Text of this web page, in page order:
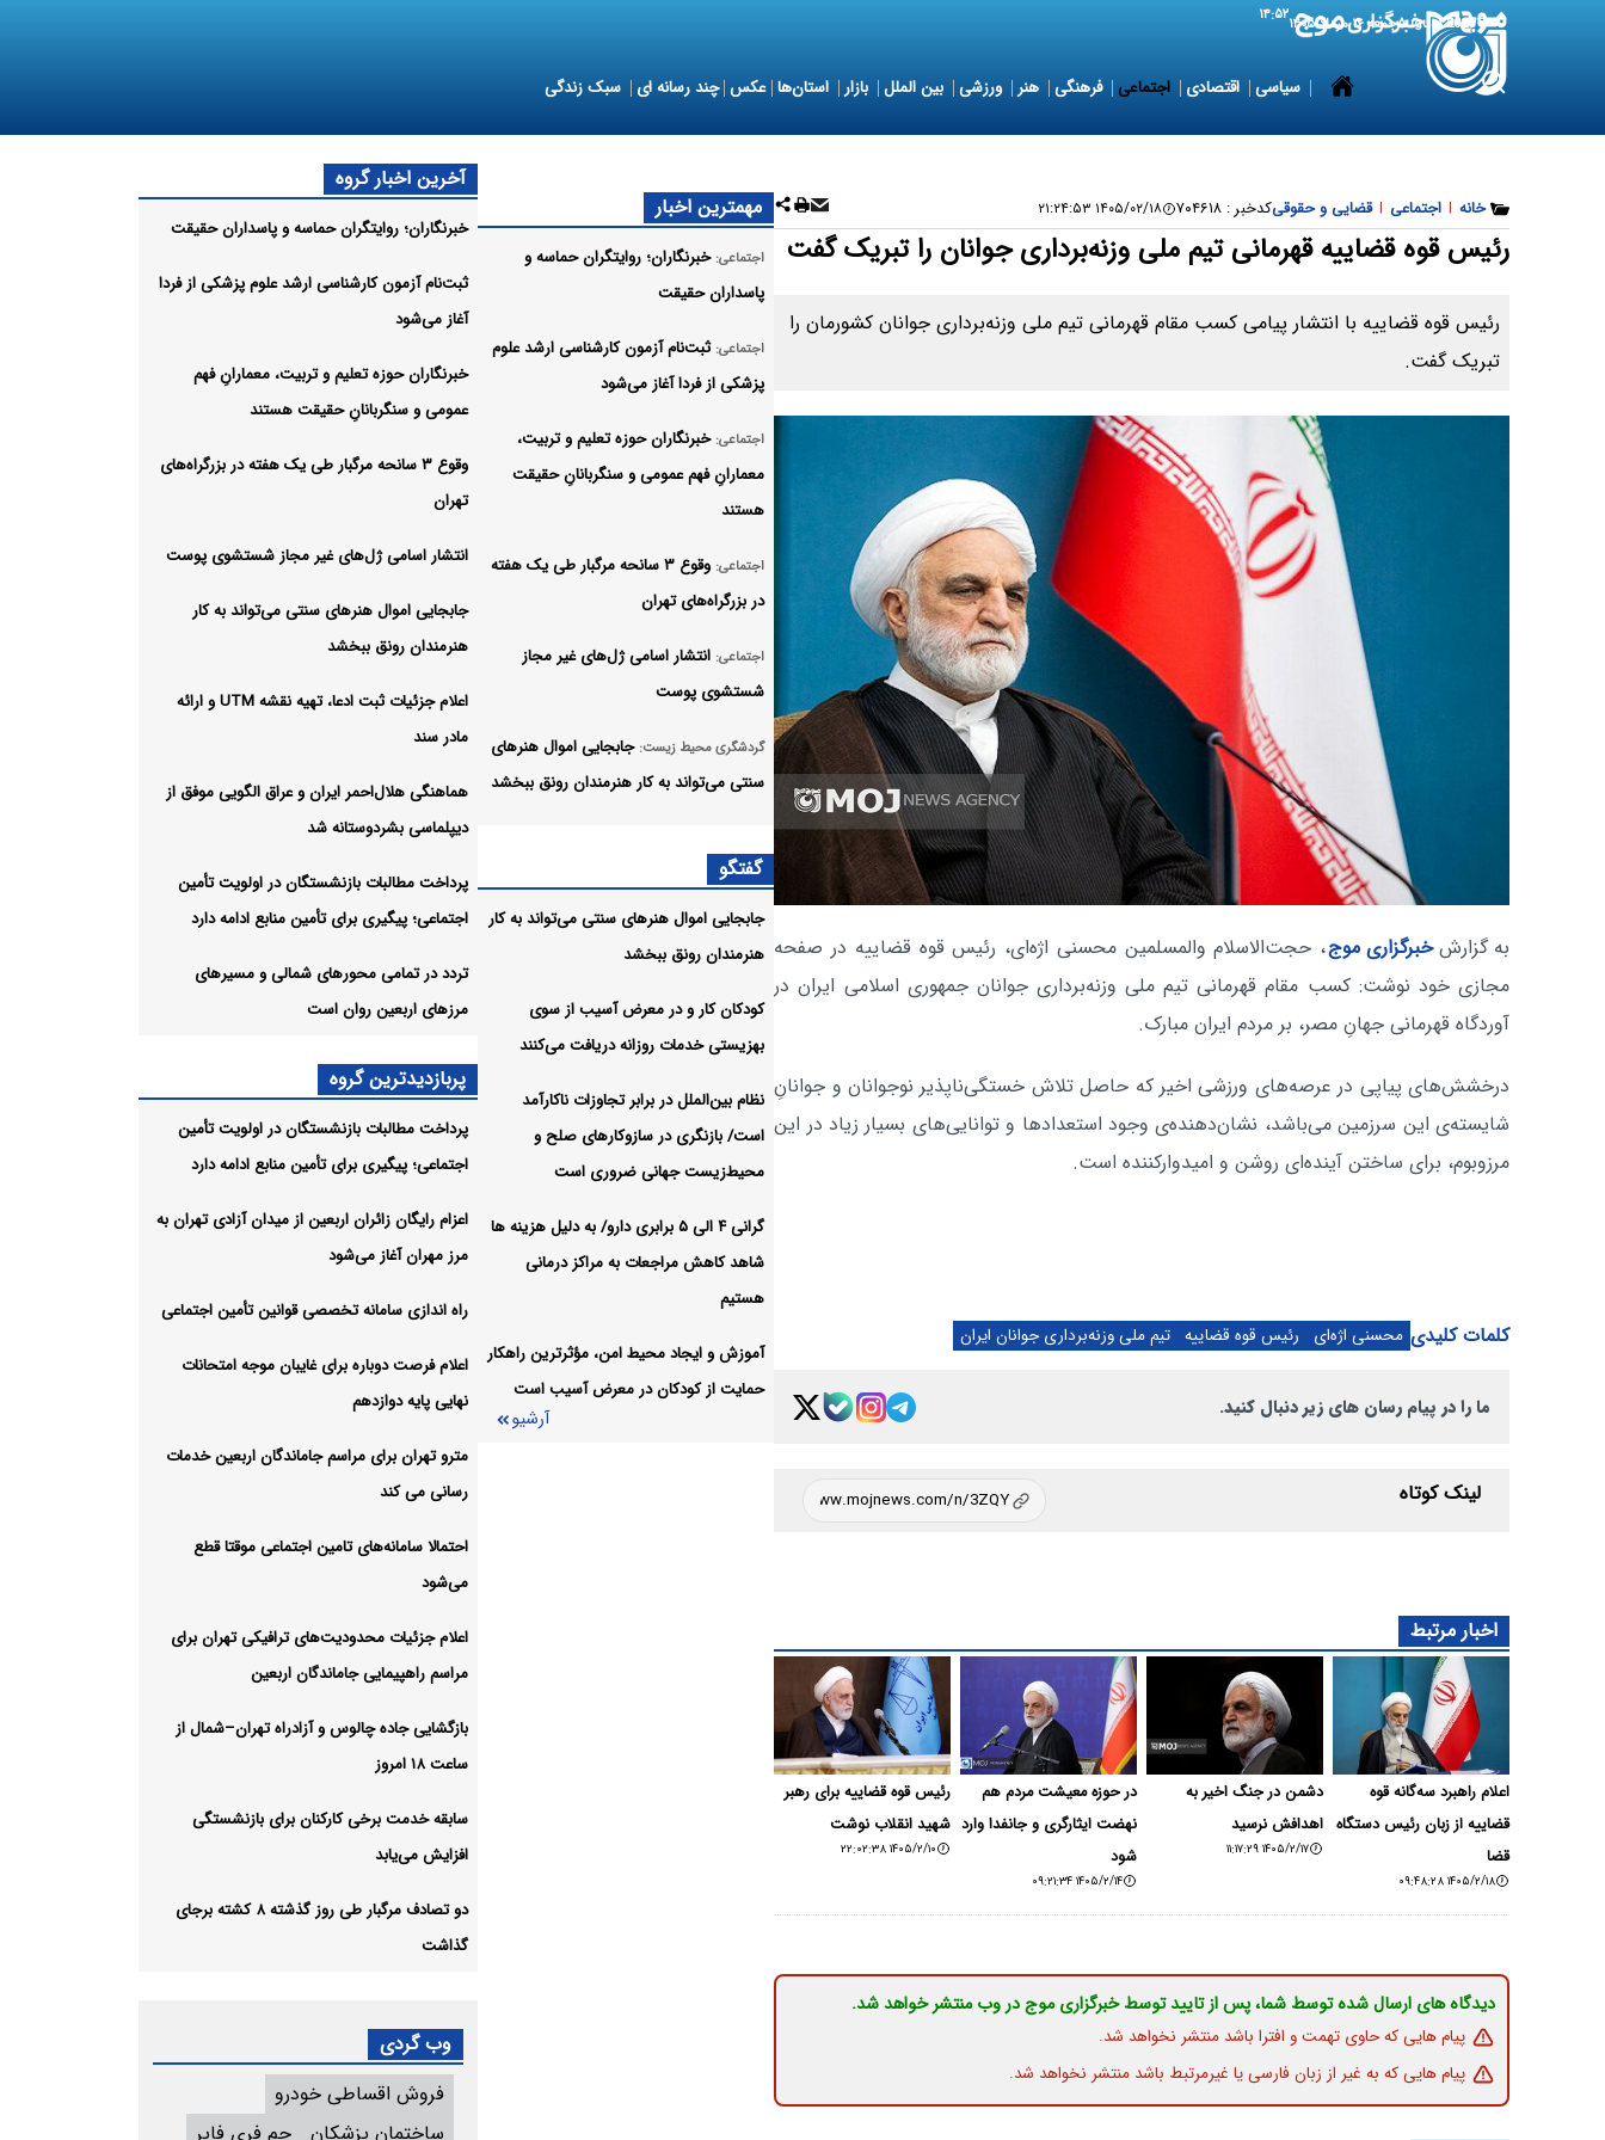
7 August 2026 جمعه ۱۶ مرداد ۱۴۰۵ ۱۴:۵۲
سیاسی اقتصادی اجتماعی فرهنگی هنر ورزشی بین الملل بازار استان‌ها عکس چند رسانه ای سبک زندگی
خانه | اجتماعی | قضایی و حقوقیکدخبر : ۷۰۴۶۱۸ ۱۴۰۵/۰۲/۱۸ ۲۱:۲۴:۵۳
رئیس قوه قضاییه قهرمانی تیم ملی وزنه‌برداری جوانان را تبریک گفت
رئیس قوه قضاییه با انتشار پیامی کسب مقام قهرمانی تیم ملی وزنه‌برداری جوانان کشورمان را
تبریک گفت.
به گزارشخبرگزاری موج، حجت‌الاسلام والمسلمین محسنی اژه‌ای، رئیس قوه قضاییه در صفحه
مجازی خود نوشت: کسب مقام قهرمانی تیم ملی وزنه‌برداری جوانان جمهوری اسلامی ایران در
آوردگاه قهرمانی جهانِ مصر، بر مردم ایران مبارک.
درخشش‌های پیاپی در عرصه‌های ورزشی اخیر که حاصل تلاش خستگی‌ناپذیر نوجوانان و جوانانِ
شایسته‌ی این سرزمین می‌باشد، نشان‌دهنده‌ی وجود استعدادها و توانایی‌های بسیار زیاد در این
مرزوبوم، برای ساختن آینده‌ای روشن و امیدوارکننده است.
کلمات کلیدی محسنی اژه‌ای رئیس قوه قضاییه تیم ملی وزنه‌برداری جوانان ایران
ما را در پیام رسان های زیر دنبال کنید.
لینک کوتاه
اخبار مرتبط
اعلام راهبرد سه‌گانه قوه
قضاییه از زبان رئیس دستگاه
قضا
۱۴۰۵/۲/۱۸ ۰۹:۴۸:۲۸
دشمن در جنگ اخیر به
اهدافش نرسید
۱۴۰۵/۲/۱۷ ۱۱:۱۷:۲۹
در حوزه معیشت مردم هم
نهضت ایثارگری و جانفدا وارد
شود
۱۴۰۵/۲/۱۴ ۰۹:۲۱:۳۴
رئیس قوه قضاییه برای رهبر
شهید انقلاب نوشت
۱۴۰۵/۲/۱۰ ۲۲:۰۲:۳۸
دیدگاه های ارسال شده توسط شما، پس از تایید توسط خبرگزاری موج در وب منتشر خواهد شد.
پیام هایی که حاوی تهمت و افترا باشد منتشر نخواهد شد.
پیام هایی که به غیر از زبان فارسی یا غیرمرتبط باشد منتشر نخواهد شد.
مهمترین اخبار
اجتماعی: خبرنگاران؛ روایتگران حماسه و
پاسداران حقیقت
اجتماعی: ثبت‌نام‌ آزمون کارشناسی ارشد علوم
پزشکی از فردا آغاز می‌شود
اجتماعی: خبرنگاران حوزه تعلیم و تربیت،
معمارانِ فهم عمومی و سنگربانانِ حقیقت
هستند
اجتماعی:
وقوع ۳ سانحه مرگبار طی یک هفته
در بزرگراه‌های تهران
اجتماعی: انتشار اسامی ژل‌های غیر مجاز
شستشوی پوست
گردشگری محیط زیست: جابجایی اموال هنرهای
سنتی می‌تواند به کار هنرمندان رونق ببخشد
UTM و ارائه مادر سند
اجتماعی: هماهنگی هلال‌احمر ایران و عراق
الگویی موفق از دیپلماسی بشردوستانه شد
اجتماعی: پرداخت مطالبات بازنشستگان در
اولویت تأمین اجتماعی؛ پیگیری برای تأمین
منابع ادامه دارد
اجتماعی: تردد در تمامی محورهای شمالی و
مسیرهای مرزهای اربعین روان است
گفتگو
جابجایی اموال هنرهای سنتی می‌تواند به کار
هنرمندان رونق ببخشد
کودکان کار و در معرض آسیب از سوی
بهزیستی خدمات روزانه دریافت می‌کنند
نظام بین‌الملل در برابر تجاوزات ناکارآمد
است/ بازنگری در سازوکارهای صلح و
محیط‌زیست جهانی ضروری است
گرانی ۴ الی ۵ برابری دارو/ به دلیل هزینه ها
شاهد کاهش مراجعات به مراکز درمانی
هستیم
آموزش و ایجاد محیط امن، مؤثرترین راهکار
حمایت از کودکان در معرض آسیب است
آرشیو
آخرین اخبار گروه
خبرنگاران؛ روایتگران حماسه و پاسداران حقیقت
ثبت‌نام‌ آزمون کارشناسی ارشد علوم پزشکی از فردا
آغاز می‌شود
خبرنگاران حوزه تعلیم و تربیت، معمارانِ فهم
عمومی و سنگربانانِ حقیقت هستند
وقوع ۳ سانحه مرگبار طی یک هفته در بزرگراه‌های
تهران
انتشار اسامی ژل‌های غیر مجاز شستشوی پوست
جابجایی اموال هنرهای سنتی می‌تواند به کار
هنرمندان رونق ببخشد
اعلام جزئیات ثبت ادعا، تهیه نقشه UTM و ارائه
مادر سند
هماهنگی هلال‌احمر ایران و عراق الگویی موفق از
دیپلماسی بشردوستانه شد
پرداخت مطالبات بازنشستگان در اولویت تأمین
اجتماعی؛ پیگیری برای تأمین منابع ادامه دارد
تردد در تمامی محورهای شمالی و مسیرهای
مرزهای اربعین روان است
پربازدیدترین گروه
پرداخت مطالبات بازنشستگان در اولویت تأمین
اجتماعی؛ پیگیری برای تأمین منابع ادامه دارد
اعزام رایگان زائران اربعین از میدان آزادی تهران به
مرز مهران آغاز می‌شود
راه اندازی سامانه تخصصی قوانین تأمین اجتماعی
اعلام فرصت دوباره برای غایبان موجه امتحانات
نهایی پایه دوازدهم
مترو تهران برای مراسم جاماندگان اربعین خدمات
رسانی می کند
احتمالا سامانه‌های تامین اجتماعی موقتا قطع
می‌شود
اعلام جزئیات محدودیت‌های ترافیکی تهران برای
مراسم راهپیمایی جاماندگان اربعین
بازگشایی جاده چالوس و آزادراه تهران–شمال از
ساعت ۱۸ امروز
سابقه خدمت برخی کارکنان برای بازنشستگی
افزایش می‌یابد
دو تصادف مرگبار طی روز گذشته ۸ کشته برجای
گذاشت
وب گردی
فروش اقساطی خودرو
ساختمان پزشکان
جم فری فایر